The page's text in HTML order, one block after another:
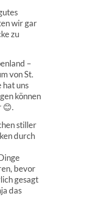
wir gar
zu
–
von St.
hat uns
können
😊.
stiller
durch
bevor
gesagt
das